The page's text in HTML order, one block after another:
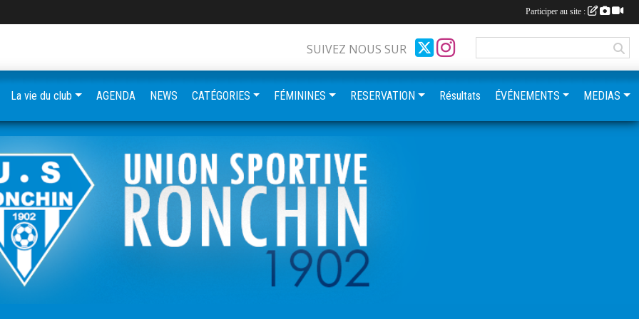
SUIVEZ NOUS SUR
La vie du club AGENDA NEWS CATÉGORIES FÉMININES RESERVATION Résultats ÉVÉNEMENTS MEDIAS
Participer au site :